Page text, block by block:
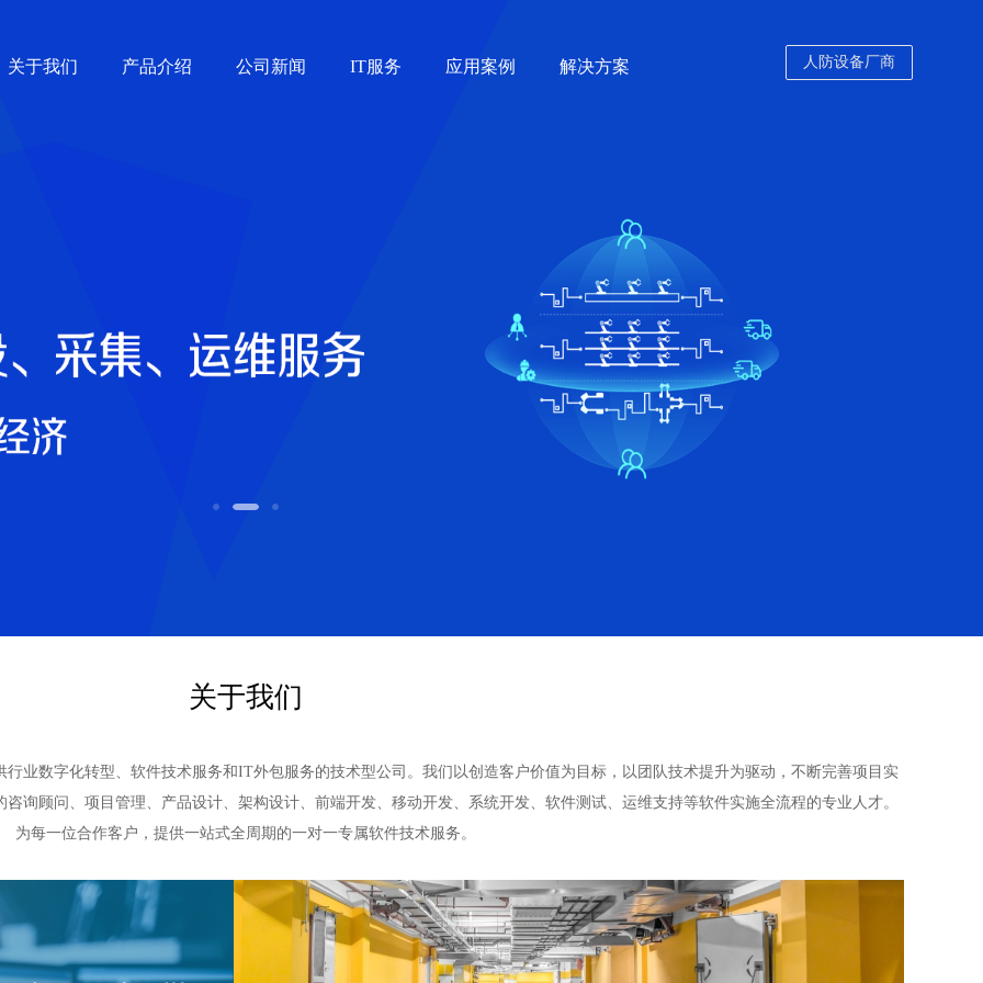
关于我们 产品介绍 公司新闻 IT服务 应用案例 解决方案 人防设备厂商
关于我们
业数字化转型、软件技术服务和IT外包服务的技术型公司。我们以创造客户价值为目标，以团队技术提升为驱动，不断完善项目实
询顾问、项目管理、产品设计、架构设计、前端开发、移动开发、系统开发、软件测试、运维支持等软件实施全流程的专业人才。
为每一位合作客户，提供一站式全周期的一对一专属软件技术服务。